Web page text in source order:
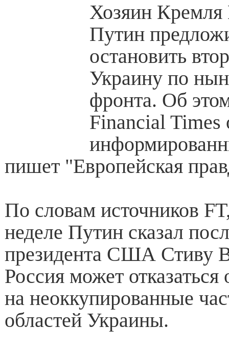
Хозяин
Путин
остановить
Украину по
фронта. Об
Financial Times
пишет "Европейская
По словам источников
неделе Путин сказал
президента США Стиву
Россия может отказаться
на неоккупированные
областей Украины.